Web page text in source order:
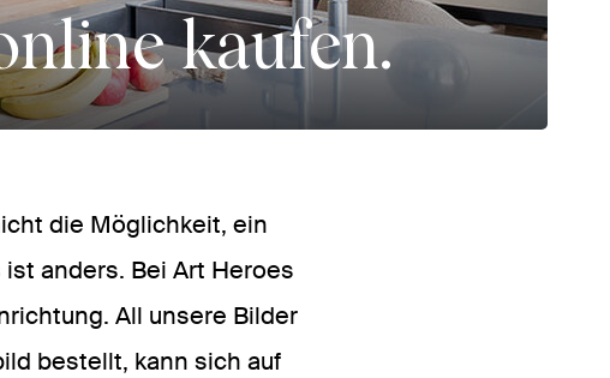
kaufen.
die Möglichkeit, ein
anders. Bei Art Heroes
All unsere Bilder
bestellt, kann sich auf